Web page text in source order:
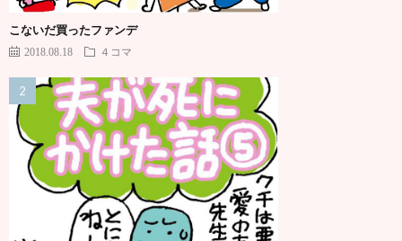
こないだ買ったファンデ
2018.08.18 ４コマ